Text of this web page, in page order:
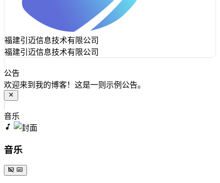
福建引迈信息技术有限公司
福建引迈信息技术有限公司
公告
欢迎来到我的博客！这是一则示例公告。
音乐
音乐